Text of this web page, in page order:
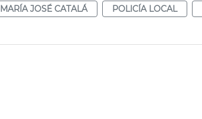
MARÍA JOSÉ CATALÁ POLICÍA LOCAL